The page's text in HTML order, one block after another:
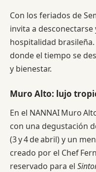
Con los feriados de
invita a
hospitalidad
donde el tiempo se
y bienestar.
Muro Alto: lujo
En el NANNAI Muro
con una degustación
(3 y 4 de abril) y un
creado por el Chef
reservado para el